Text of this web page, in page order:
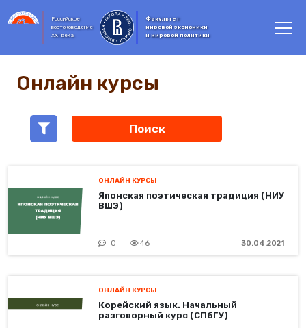
Российское
востоковедение
XXI века
Факультет
мировой экономики
и мировой политики
Онлайн курсы
ОНЛАЙН КУРСЫ
Японская поэтическая традиция (НИУ
ВШЭ)
0 46 30.04.2021
ОНЛАЙН КУРСЫ
Корейский язык. Начальный
разговорный курс (СПбГУ)